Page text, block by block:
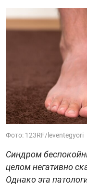
Фото: 123RF/leventegyori
Синдром
целом негативно
Однако эта